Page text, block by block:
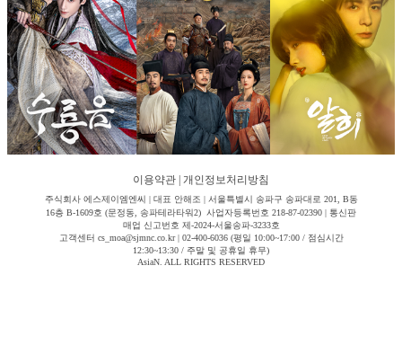
이용약관 개인정보처리방침
주식회사 에스제이엠엔씨 | 대표 안해조 | 서울특별시 송파구 송파대로 201, B동
16층 B-1609호 (문정동, 송파테라타워2) 사업자등록번호 218-87-02390 | 통신판
매업 신고번호 제-2024-서울송파-3233호
고객센터 cs_moa@sjmnc.co.kr | 02-400-6036 (평일 10:00~17:00 / 점심시간
12:30~13:30 / 주말 및 공휴일 휴무)
AsiaN. ALL RIGHTS RESERVED